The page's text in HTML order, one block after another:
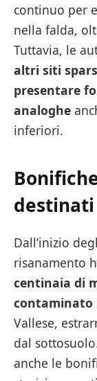
continuo per
nella falda,
Tuttavia, le
altri siti
presentare
analoghe
inferiori.
Dall’inizio
risanamento
centinaia di
contaminato
Vallese,
dal
anche le